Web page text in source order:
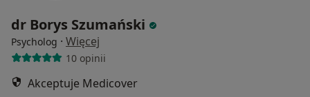
dr Borys Szumański
Psycholog · Więcej
10 opinii
Akceptuje Medicover